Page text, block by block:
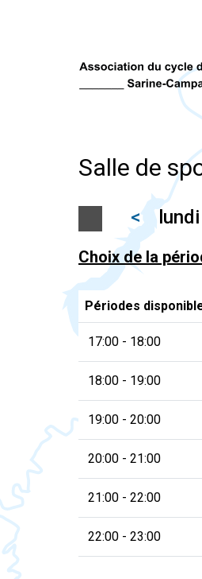
Salle de
<
Choix de la
Périodes
17:00 - 18:00
18:00 - 19:00
19:00 - 20:00
20:00 - 21:00
21:00 - 22:00
22:00 - 23:00